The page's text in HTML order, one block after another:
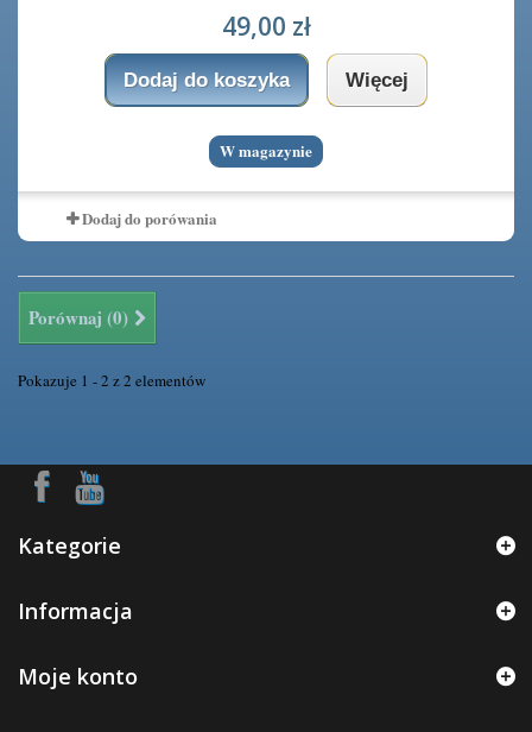
49,00 zł
Dodaj do koszyka Więcej
W magazynie
Dodaj do porówania
Porównaj (0)
Pokazuje 1 - 2 z 2 elementów
Kategorie
Informacja
Moje konto